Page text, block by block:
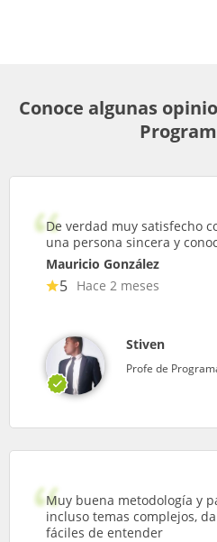
Conoce algunas
De verdad muy satisfecho
una persona sincera y
Mauricio González
5 Hace 2 meses
Stiven
Profe de
Muy buena metodología y
incluso temas complejos,
fáciles de entender